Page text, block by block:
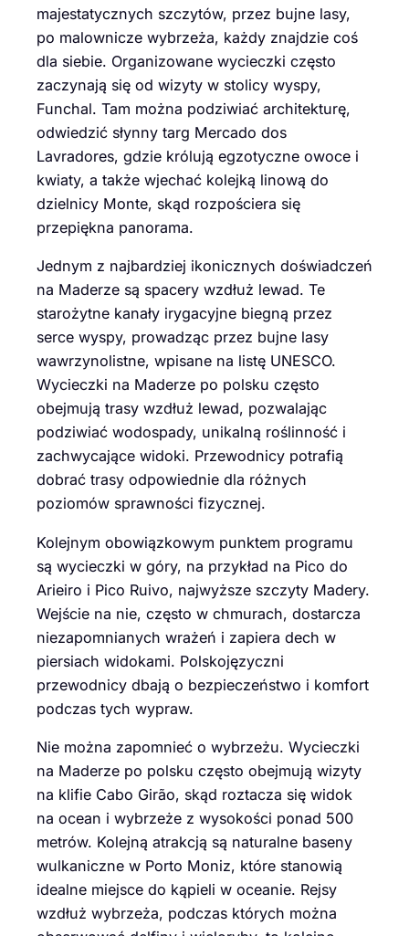
majestatycznych szczytów, przez bujne lasy,
po malownicze wybrzeża, każdy znajdzie coś
dla siebie. Organizowane wycieczki często
zaczynają się od wizyty w stolicy wyspy,
Funchal. Tam można podziwiać architekturę,
odwiedzić słynny targ Mercado dos
Lavradores, gdzie królują egzotyczne owoce i
kwiaty, a także wjechać kolejką linową do
dzielnicy Monte, skąd rozpościera się
przepiękna panorama.
Jednym z najbardziej ikonicznych doświadczeń
na Maderze są spacery wzdłuż lewad. Te
starożytne kanały irygacyjne biegną przez
serce wyspy, prowadząc przez bujne lasy
wawrzynolistne, wpisane na listę UNESCO.
Wycieczki na Maderze po polsku często
obejmują trasy wzdłuż lewad, pozwalając
podziwiać wodospady, unikalną roślinność i
zachwycające widoki. Przewodnicy potrafią
dobrać trasy odpowiednie dla różnych
poziomów sprawności fizycznej.
Kolejnym obowiązkowym punktem programu
są wycieczki w góry, na przykład na Pico do
Arieiro i Pico Ruivo, najwyższe szczyty Madery.
Wejście na nie, często w chmurach, dostarcza
niezapomnianych wrażeń i zapiera dech w
piersiach widokami. Polskojęzyczni
przewodnicy dbają o bezpieczeństwo i komfort
podczas tych wypraw.
Nie można zapomnieć o wybrzeżu. Wycieczki
na Maderze po polsku często obejmują wizyty
na klifie Cabo Girão, skąd roztacza się widok
na ocean i wybrzeże z wysokości ponad 500
metrów. Kolejną atrakcją są naturalne baseny
wulkaniczne w Porto Moniz, które stanowią
idealne miejsce do kąpieli w oceanie. Rejsy
wzdłuż wybrzeża, podczas których można